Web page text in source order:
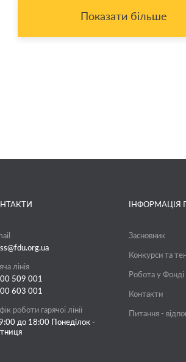
Показати більше
лінія
509 001
603 001
роботи гарячої лінії
до 18:00 Понеділок -
ІНФОРМАЦІЯ
Засновник
Конкурси та
Робота у Фонді
Контакти
Питання -